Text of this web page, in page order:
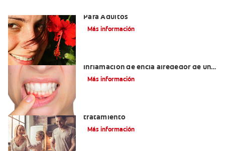
Para Adultos
Más información
inflamación de encía alrededor de un
diente?
Más información
tratamiento
Más información